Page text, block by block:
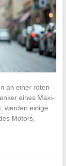
an einer roten
eines Maxi-
werden einige
Motors,